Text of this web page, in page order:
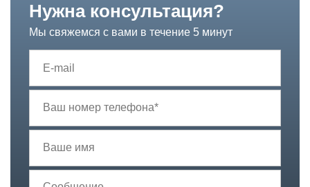
Нужна консультация?
Мы свяжемся с вами в течение 5 минут